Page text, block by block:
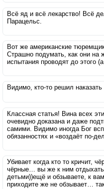
Всё яд и всё лекарство! Всё
Парацельс.
Вот же американские
Страшно подумать, как они на
испытания проводят до этого
Видимо, кто-то решил наказать
Классная статья! Вина всех
очевидно доказана и даже
самими. Видимо иногда Бог
обязанностях и «воздаёт по-
Убивает когда кто то кричит,
чёрные… вы же к ним
детьми))ещё и обзываете, к
приходите же не обзывает…